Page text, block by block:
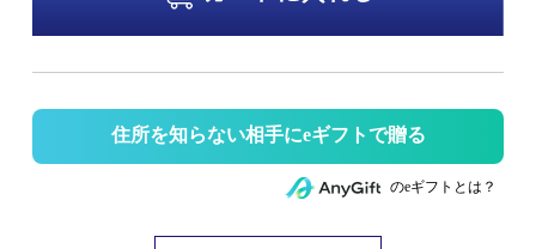
住所を知らない相手にeギフトで贈る
のeギフトとは？